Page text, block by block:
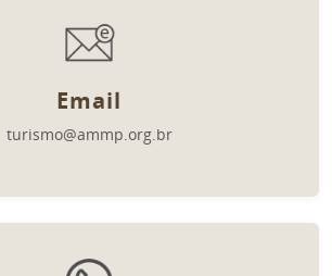
Email
turismo@ammp.org.br